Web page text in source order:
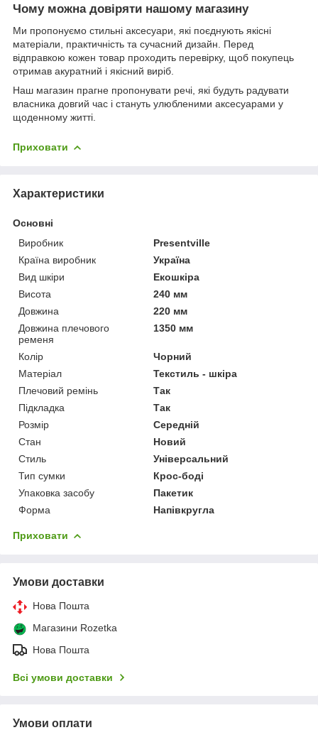
Чому можна довіряти нашому магазину
Ми пропонуємо стильні аксесуари, які поєднують якісні
матеріали, практичність та сучасний дизайн. Перед
відправкою кожен товар проходить перевірку, щоб покупець
отримав акуратний і якісний виріб.
Наш магазин прагне пропонувати речі, які будуть радувати
власника довгий час і стануть улюбленими аксесуарами у
щоденному житті.
Приховати
Характеристики
Основні
Виробник
Presentville
Країна виробник
Україна
Вид шкіри
Екошкіра
Висота
240 мм
Довжина
220 мм
Довжина плечового
ременя
1350 мм
Колір
Чорний
Матеріал
Текстиль - шкіра
Плечовий ремінь
Так
Підкладка
Так
Розмір
Середній
Стан
Новий
Стиль
Універсальний
Тип сумки
Крос-боді
Упаковка засобу
Пакетик
Форма
Напівкругла
Приховати
Умови доставки
Нова Пошта
Магазини Rozetka
Нова Пошта
Всі умови доставки
Умови оплати